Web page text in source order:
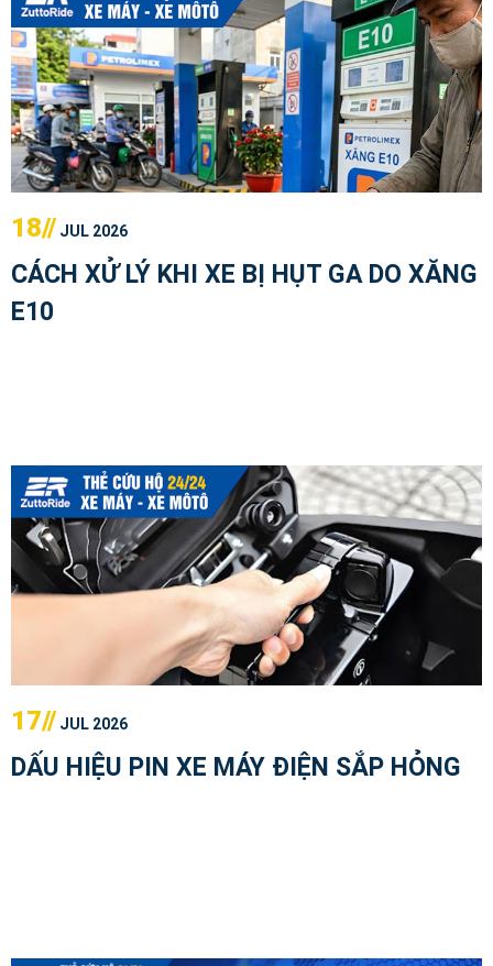
18// JUL 2026
CÁCH XỬ LÝ KHI XE BỊ HỤT GA DO XĂNG
E10
17// JUL 2026
DẤU HIỆU PIN XE MÁY ĐIỆN SẮP HỎNG